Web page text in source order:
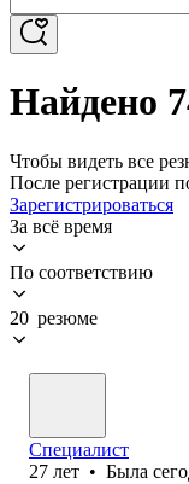
Найдено
Чтобы видеть все
После регистрации
Зарегистрироваться
За всё время
По соответствию
20 резюме
Специалист
27 лет • Была